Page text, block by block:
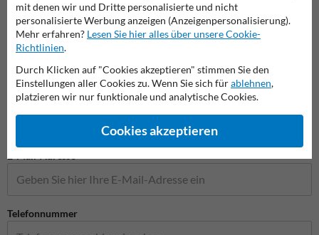
Stellen Sie Ihre Frage an VerkehrsspiegelKaufen.de
Name*
Firmenname
Telefonnummer
mit denen wir und Dritte personalisierte und nicht
personalisierte Werbung anzeigen (Anzeigenpersonalisierung).
Mehr erfahren? Lesen Sie hier alles über unsere Cookie-
Richtlinien.
Durch Klicken auf "Cookies akzeptieren" stimmen Sie den
Einstellungen aller Cookies zu. Wenn Sie sich fürablehnen,
platzieren wir nur funktionale und analytische Cookies.
Cookies akzeptieren